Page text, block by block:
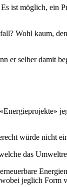
ist möglich, ein
Wohl kaum,
er selber damit
würde nicht
das
jeglich